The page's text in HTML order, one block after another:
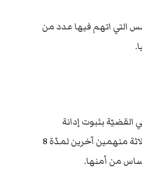
التي اتهم فيها عدد من
القضيّة بثبوت إدانة
المتهمين وسجن المتهم الرئيسي لمدّة 15 سنة فيما قضت بسجن ثلاثة متهمين آخرين لمدّة 8
من أمنها.